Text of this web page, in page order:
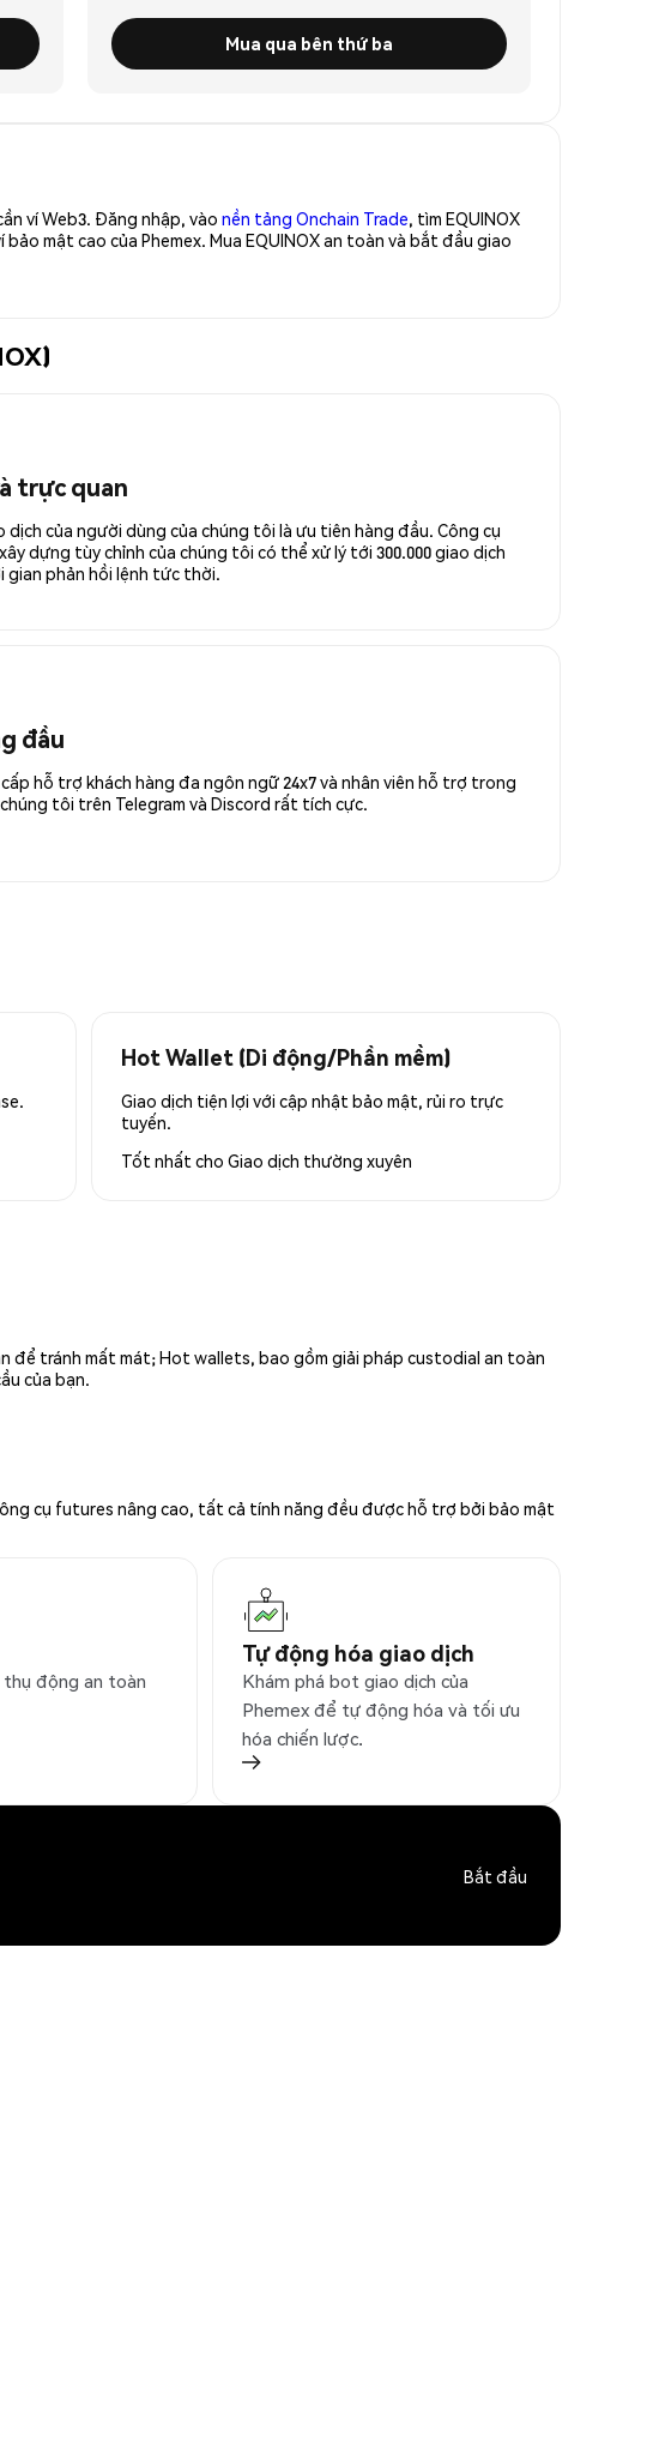
Mua qua bên thứ ba
ví Web3. Đăng nhập, vào nền tảng Onchain Trade, tìm EQUINOX
mật cao của Phemex. Mua EQUINOX an toàn và bắt đầu giao
trực quan
dịch của người dùng của chúng tôi là ưu tiên hàng đầu. Công cụ
dựng tùy chỉnh của chúng tôi có thể xử lý tới 300.000 giao dịch
gian phản hồi lệnh tức thời.
đầu
hỗ trợ khách hàng đa ngôn ngữ 24x7 và nhân viên hỗ trợ trong
tôi trên Telegram và Discord rất tích cực.
Hot Wallet (Di động/Phần mềm)
Giao dịch tiện lợi với cập nhật bảo mật, rủi ro trực
tuyến.
Tốt nhất cho Giao dịch thường xuyên
để tránh mất mát; Hot wallets, bao gồm giải pháp custodial an toàn
của bạn.
cụ futures nâng cao, tất cả tính năng đều được hỗ trợ bởi bảo mật
động an toàn
Tự động hóa giao dịch
Khám phá bot giao dịch của
Phemex để tự động hóa và tối ưu
hóa chiến lược.
Bắt đầu